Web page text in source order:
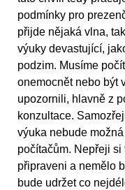
podmínky pro
přijde nějaká vlna,
výuky devastující,
podzim. Musíme
onemocnět nebo být
upozornili, hlavně z
konzultace.
výuka nebude
počítačům. Nepřeji
připraveni a nemělo
bude udržet co